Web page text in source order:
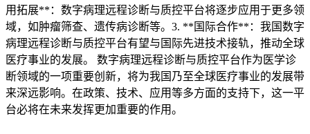
用拓展**：数字病理远程诊断与质控平台将逐步应用于更多领
域，如肿瘤筛查、遗传病诊断等。3. **国际合作**：我国数字
病理远程诊断与质控平台有望与国际先进技术接轨，推动全球
医疗事业的发展。 数字病理远程诊断与质控平台作为医学诊
断领域的一项重要创新，将为我国乃至全球医疗事业的发展带
来深远影响。在政策、技术、应用等多方面的支持下，这一平
台必将在未来发挥更加重要的作用。